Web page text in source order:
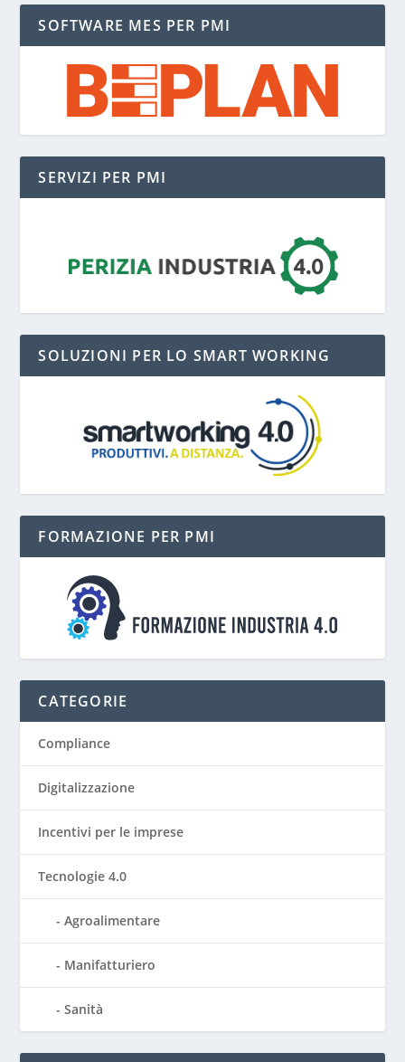
SOFTWARE MES PER PMI
SERVIZI PER PMI
SOLUZIONI PER LO SMART WORKING
FORMAZIONE PER PMI
CATEGORIE
Compliance
Digitalizzazione
Incentivi per le imprese
Tecnologie 4.0
Agroalimentare
Manifatturiero
Sanità